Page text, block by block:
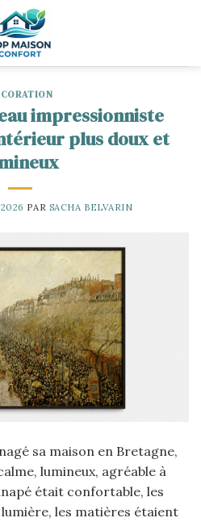
impressionniste
plus doux et
PAR SACHA BELVARIN
sa maison en Bretagne,
lumineux, agréable à
était confortable, les
les matières étaient